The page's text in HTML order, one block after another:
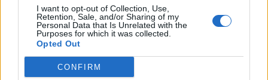
I want to opt-out of Collection, Use,
Retention, Sale, and/or Sharing of my
Personal Data that Is Unrelated with the
Purposes for which it was collected.
Opted Out
CONFIRM